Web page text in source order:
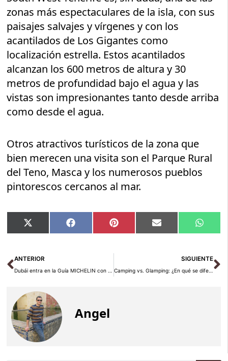
zonas más espectaculares de la isla, con sus
paisajes salvajes y vírgenes y con los
acantilados de Los Gigantes como
localización estrella. Estos acantilados
alcanzan los 600 metros de altura y 30
metros de profundidad bajo el agua y las
vistas son impresionantes tanto desde arriba
como desde el agua.
Otros atractivos turísticos de la zona que
bien merecen una visita son el Parque Rural
del Teno, Masca y los numerosos pueblos
pintorescos cercanos al mar.
Compartir
en
X
(Twitter)
Compartir
en
Facebook Compartir
en
Pinterest Compartir
en
Email
en
Ant
ANTERIOR
Dubái entra en la Guía MICHELIN con 11 restaurantes con estrellas
SIGUIENTE
Camping vs. Glamping: ¿En qué se diferencian?
Angel